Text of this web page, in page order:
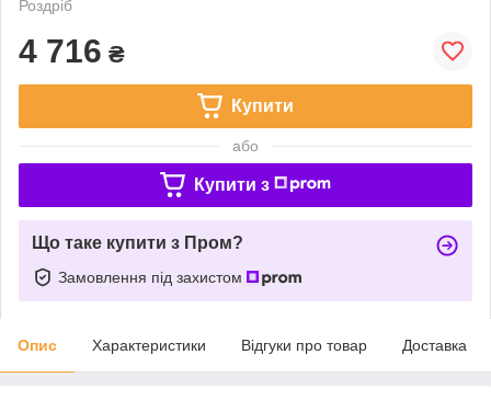
Роздріб
4 716 ₴
Купити
або
Купити з
Що таке купити з Пром?
Замовлення під захистом
Опис Характеристики Відгуки про товар Доставка